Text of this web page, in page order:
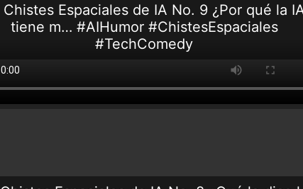
Chistes Espaciales de IA No. 9 ¿Por qué la
tiene m… #AIHumor #ChistesEspaciales
#TechComedy